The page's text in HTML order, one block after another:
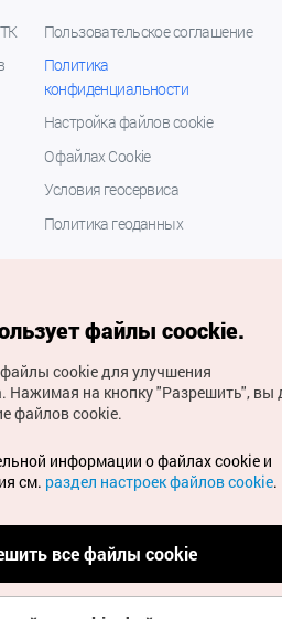
Пользовательское соглашение
Политика
конфиденциальности
Настройка файлов cookie
О файлах Cookie
Условия геосервиса
Политика геоданных
туризма Кореи Все
и проблемах, связанных с
ваши запросы на
почты
файлы coockie.
файлы cookie для улучшения
Нажимая на кнопку "Разрешить", вы
файлов cookie.
информации о файлах cookie и
см. раздел настроек файлов cookie.
все файлы cookie